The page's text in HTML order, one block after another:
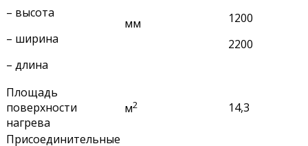
– высота
– ширина
– длина
мм
1200
2200
Площадь
поверхности
нагрева
м2 14,3
Присоединительные